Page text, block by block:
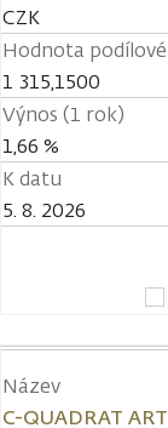
CZK
Hodnota
1 315,1500
Výnos (1 rok)
1,66 %
K datu
5. 8. 2026
Název
C-QUADRAT